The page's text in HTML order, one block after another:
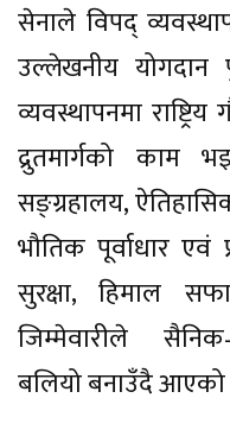
सेनाले विपद्
उल्लेखनीय
व्यवस्थापनमा
द्रुतमार्गको काम
सङ्ग्रहालय,
भौतिक पूर्वाधार
सुरक्षा, हिमाल
जिम्मेवारीले
बलियो बनाउँदै